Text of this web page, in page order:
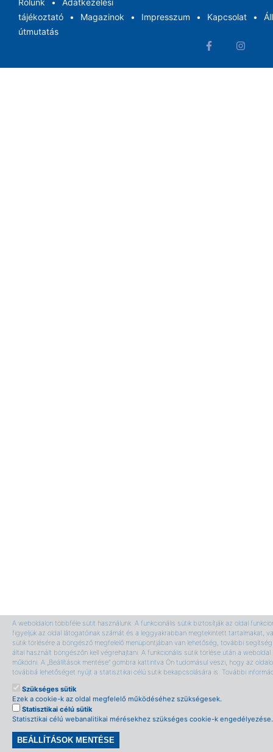
Rólunk
Adatkezelési
tájékoztató
Magazinok Impresszum Kapcsolat
útmutatás
A weboldalon többféle sütit használunk. A funkcionális sütik biztosítják az oldal
figyeljük az oldal látogatóinak számát és a leggyakrabban megtekintett tartalmakat,
sütik törlésére a böngésző megfelelő menüpontjában van lehetőség, további
által használt böngészőn kell végrehajtani. A funkcionális sütik törlése után a
működni. A „Beállítások mentése” gombra kattintva Ön tudomásul veszi, hogy az
továbbá lehetőséget nyújt a statisztikai célú sütik bekapcsolására is. További
Szükséges sütik
Ezek a cookie-k az oldal megfelelő működéséhez szükségesek.
Statisztikai célú sütik
Statisztikai célú webanalitikai mérésekhez szükséges cookie-k engedélyezése.
BEÁLLÍTÁSOK MENTÉSE